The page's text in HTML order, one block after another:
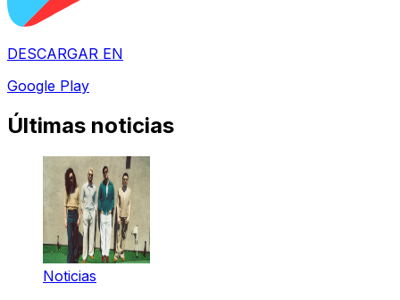
DESCARGAR EN
Google Play
Últimas noticias
Noticias